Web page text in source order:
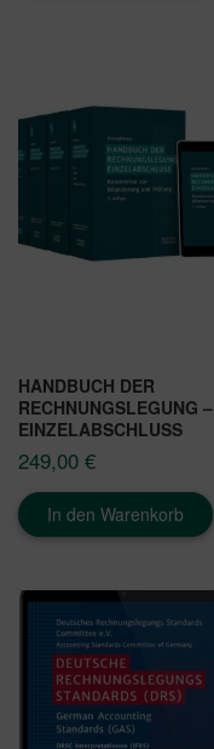
HANDBUCH DER
RECHNUNGSLEGUNG –
EINZELABSCHLUSS
249,00 €
In den Warenkorb